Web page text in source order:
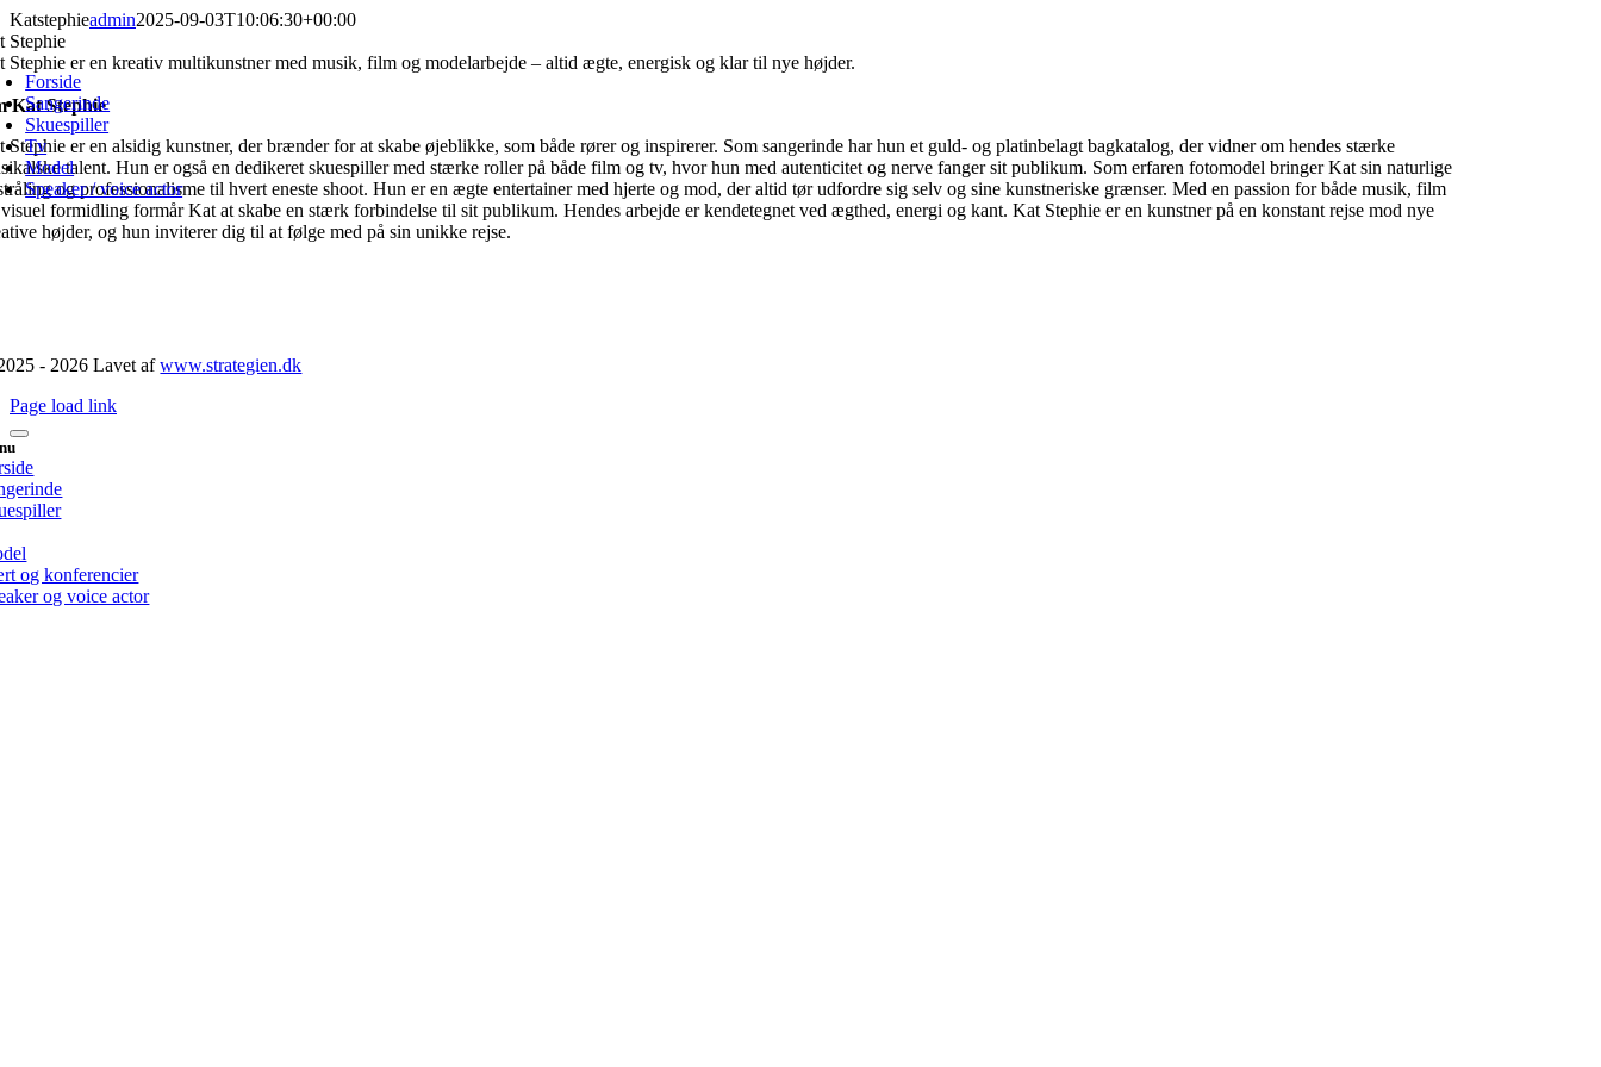
Skip
to
content
Forside
Sangerinde
Skuespiller
Tv
Model
Speaker / voice actor
Katstephieadmin2025-09-03T10:06:30+00:00
Stephie
Stephie er en kreativ multikunstner med musik, film og modelarbejde – altid ægte, energisk og klar til nye højder.
Kat Stephie
Stephie er en alsidig kunstner, der brænder for at skabe øjeblikke, som både rører og inspirerer. Som sangerinde har hun et guld- og platinbelagt bagkatalog, der vidner om hendes stærke
talent. Hun er også en dedikeret skuespiller med stærke roller på både film og tv, hvor hun med autenticitet og nerve fanger sit publikum. Som erfaren fotomodel bringer Kat sin naturlige
og professionalisme til hvert eneste shoot. Hun er en ægte entertainer med hjerte og mod, der altid tør udfordre sig selv og sine kunstneriske grænser. Med en passion for både musik, film
formidling formår Kat at skabe en stærk forbindelse til sit publikum. Hendes arbejde er kendetegnet ved ægthed, energi og kant. Kat Stephie er en kunstner på en konstant rejse mod nye
højder, og hun inviterer dig til at følge med på sin unikke rejse.
- 2026 Lavet afwww.strategien.dk
Page load link
og konferencier
og voice actor